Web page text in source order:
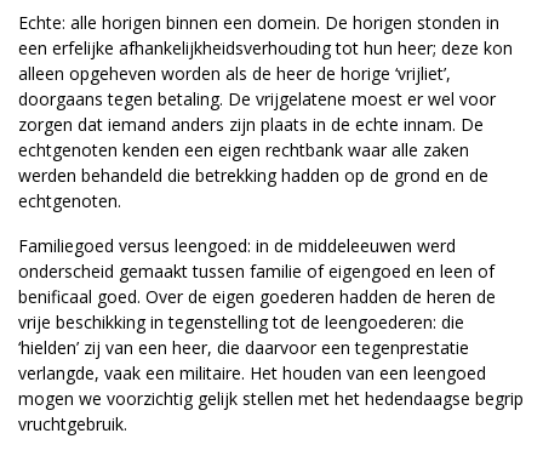
Echte: alle horigen binnen een domein. De horigen stonden in
een erfelijke afhankelijkheidsverhouding tot hun heer; deze kon
alleen opgeheven worden als de heer de horige ‘vrijliet’,
doorgaans tegen betaling. De vrijgelatene moest er wel voor
zorgen dat iemand anders zijn plaats in de echte innam. De
echtgenoten kenden een eigen rechtbank waar alle zaken
werden behandeld die betrekking hadden op de grond en de
echtgenoten.
Familiegoed versus leengoed: in de middeleeuwen werd
onderscheid gemaakt tussen familie of eigengoed en leen of
benificaal goed. Over de eigen goederen hadden de heren de
vrije beschikking in tegenstelling tot de leengoederen: die
‘hielden’ zij van een heer, die daarvoor een tegenprestatie
verlangde, vaak een militaire. Het houden van een leengoed
mogen we voorzichtig gelijk stellen met het hedendaagse begrip
vruchtgebruik.